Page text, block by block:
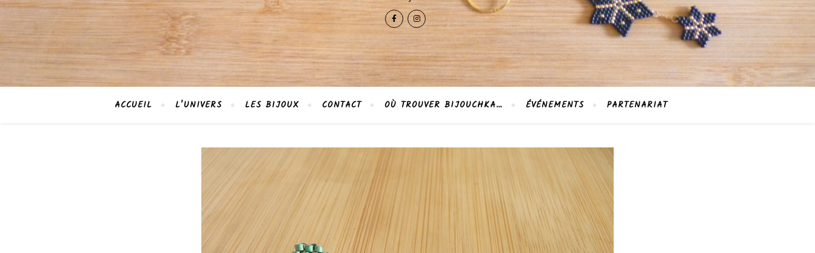
ACCUEIL L’UNIVERS LES BIJOUX CONTACT OÙ TROUVER BIJOUCHKA… ÉVÉNEMENTS PARTENARIAT